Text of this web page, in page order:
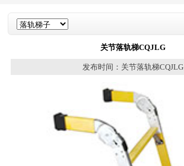
关节落轨梯CQJLG
发布时间：关节落轨梯CQJLG